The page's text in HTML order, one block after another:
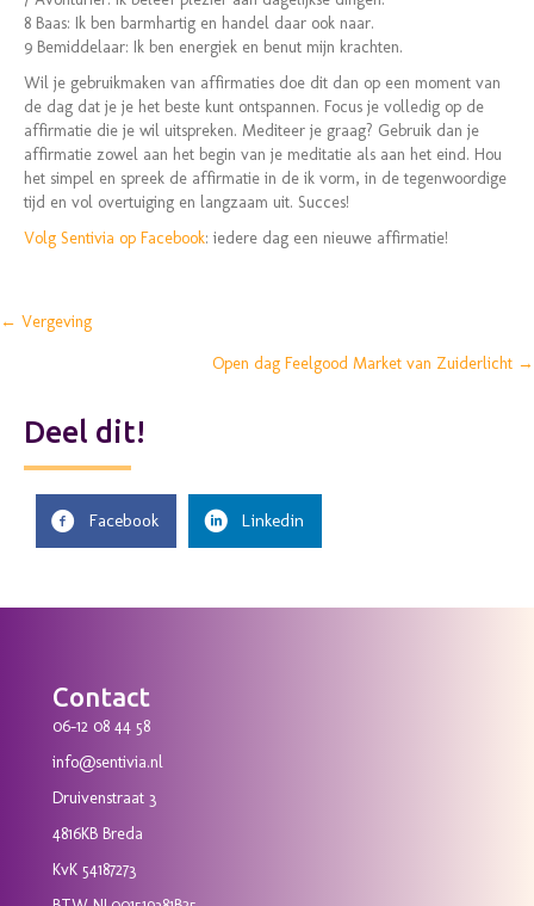
8 Baas: Ik ben barmhartig en handel daar ook naar.
9 Bemiddelaar: Ik ben energiek en benut mijn krachten.
Wil je gebruikmaken van affirmaties doe dit dan op een moment van
de dag dat je je het beste kunt ontspannen. Focus je volledig op de
affirmatie die je wil uitspreken. Mediteer je graag? Gebruik dan je
affirmatie zowel aan het begin van je meditatie als aan het eind. Hou
het simpel en spreek de affirmatie in de ik vorm, in de tegenwoordige
tijd en vol overtuiging en langzaam uit. Succes!
Volg Sentivia op Facebook: iedere dag een nieuwe affirmatie!
Posts
← Vergeving
Open dag Feelgood Market van Zuiderlicht →
Deel dit!
Facebook Linkedin
Contact
06-12 08 44 58
info@sentivia.nl
Druivenstraat 3
4816KB Breda
KvK 54187273